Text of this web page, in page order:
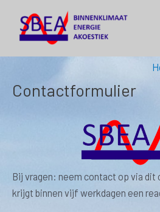
inhoud
Contactformulier
Bij vragen: neem contact op via dit
krijgt binnen vijf werkdagen een